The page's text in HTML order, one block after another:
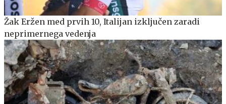
Žak Eržen med prvih 10, Italijan izključen zaradi
neprimernega vedenja